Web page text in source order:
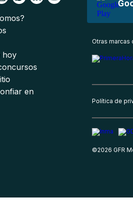
hoy
en
Otras marcas
Política de
©2026 GFR